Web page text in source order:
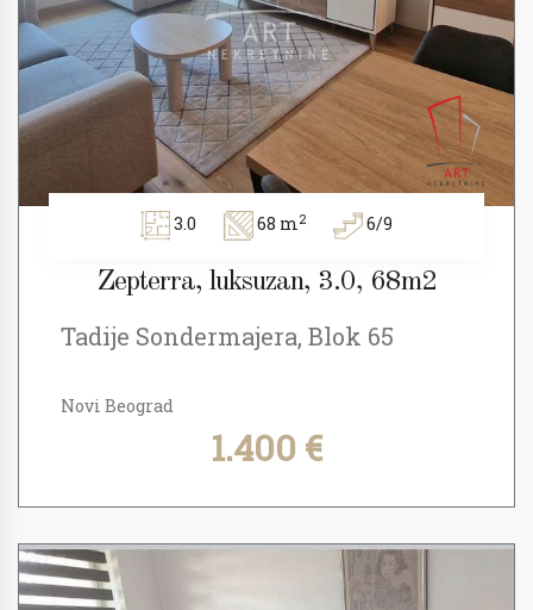
3.0 68 m2 6/9
Zepterra, luksuzan, 3.0, 68m2
Tadije Sondermajera, Blok 65
Novi Beograd
1.400 €